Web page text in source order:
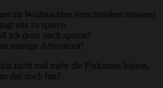
zu Weihnachten einschränken müssen!
uns zu sparen.
ich denn noch sparen?
traurige Adventzeit!
nicht mal mehr die Fixkosten leisten,
das noch hin?